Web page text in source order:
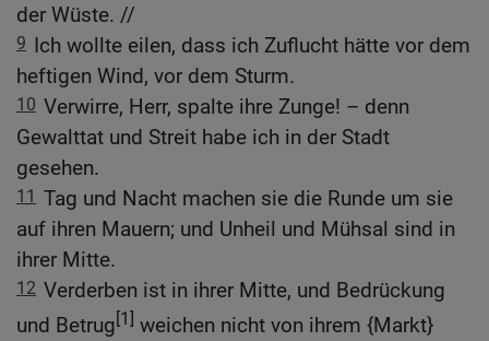
der Wüste. //
9 Ich wollte eilen, dass ich Zuflucht hätte vor dem
heftigen Wind, vor dem Sturm.
10 Verwirre, Herr, spalte ihre Zunge! – denn
Gewalttat und Streit habe ich in der Stadt
gesehen.
11 Tag und Nacht machen sie die Runde um sie
auf ihren Mauern; und Unheil und Mühsal sind in
ihrer Mitte.
12 Verderben ist in ihrer Mitte, und Bedrückung
und Betrug[1] weichen nicht von ihrem {Markt}